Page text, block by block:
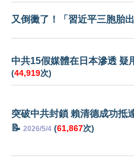
又倒黴了！「習近平三胞胎出
中共15假媒體在日本滲透 疑
(44,919次)
突破中共封鎖 賴清德成功抵
📝 2026/5/4 (61,867次)